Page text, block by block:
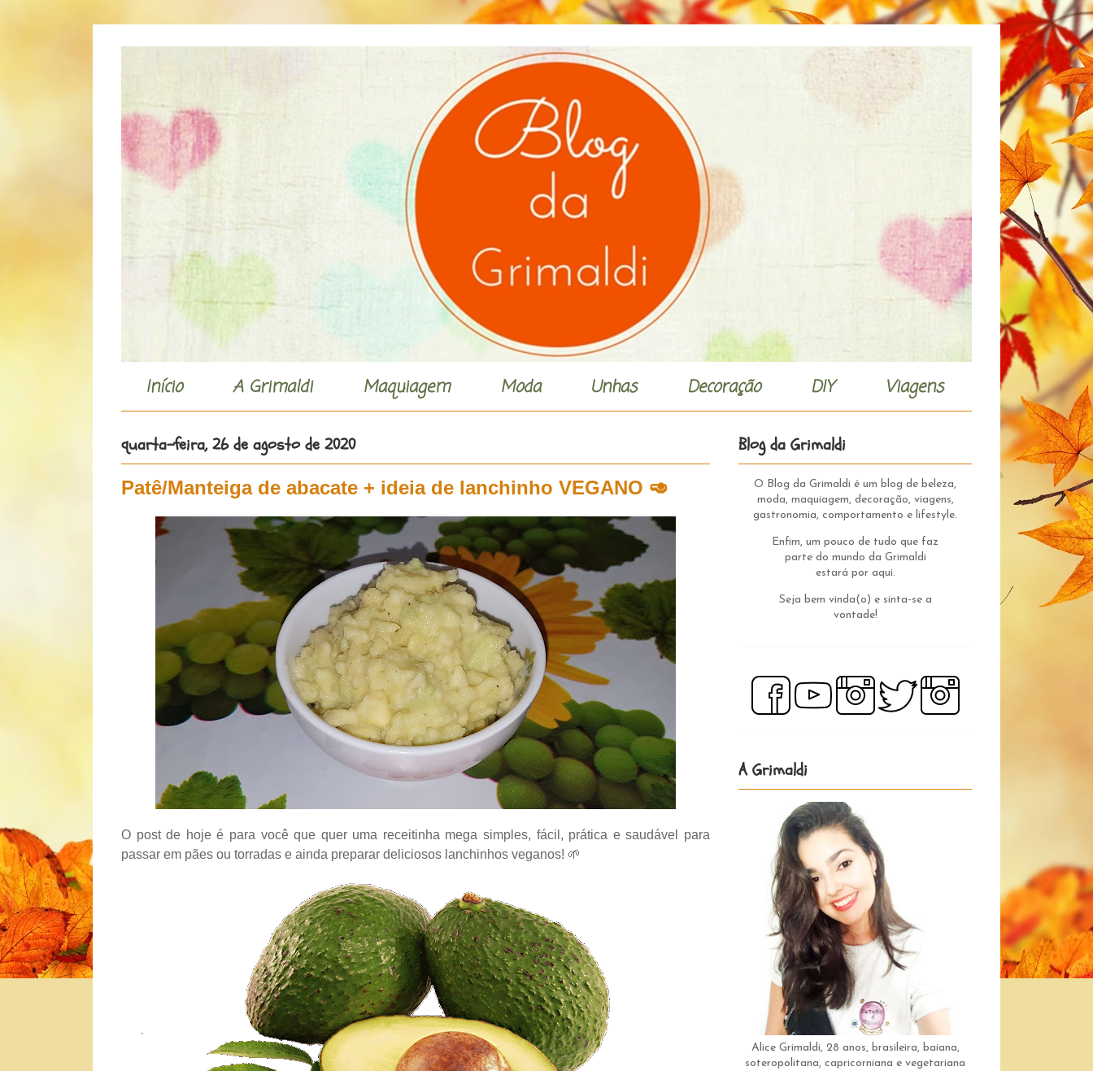
Início A Grimaldi Maquiagem Moda Unhas Decoração DIY Viagens
quarta-feira, 26 de agosto de 2020
Patê/Manteiga de abacate + ideia de lanchinho VEGANO 🥑
O post de hoje é para você que quer uma receitinha mega simples, fácil, prática e saudável para
passar em pães ou torradas e ainda preparar deliciosos lanchinhos veganos! 🌱
Blog da Grimaldi
O Blog da Grimaldi é um blog de beleza,
moda, maquiagem, decoração, viagens,
gastronomia, comportamento e lifestyle.
Enfim, um pouco de tudo que faz
parte do mundo da Grimaldi
estará por aqui.
Seja bem vinda(o) e sinta-se a
vontade!
A Grimaldi
Alice Grimaldi, 28 anos, brasileira, baiana,
soteropolitana, capricorniana e vegetariana